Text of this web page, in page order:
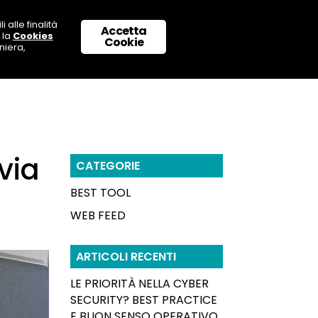
NOI SUPPORTO & CONTATTI
CATEGORIE
BEST TOOL
WEB FEED
ARTICOLI RECENTI
LE PRIORITÀ NELLA CYBER
SECURITY? BEST PRACTICE
Accetta
Cookie
alle finalità
Cookies